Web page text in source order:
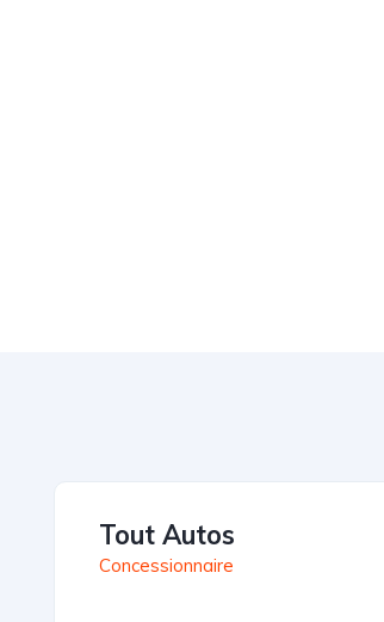
Tout Autos
Concessionnaire